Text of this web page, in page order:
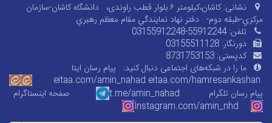
نشانی: کاشان،کیلومتر ۶ بلوار قطب راوندی،
دانشگاه کاشان-سازمان
مرکزي-طبقه دوم- دفتر نهاد نمايندگي مقام معظم رهبري
تلفن:03155912248-55912244
دورنگار: 03155511128
کدپستی: 8731753153
ما را در شبکه‌های اجتماعی دنبال کنید: پیام رسان ایتا
eitaa.com/amin_nahad eitaa.com/hamresankashan
پیام رسان تلگرام
t.me/amin_nahad
صفحه اینستاگرام
Instagram.com/amin_nhd